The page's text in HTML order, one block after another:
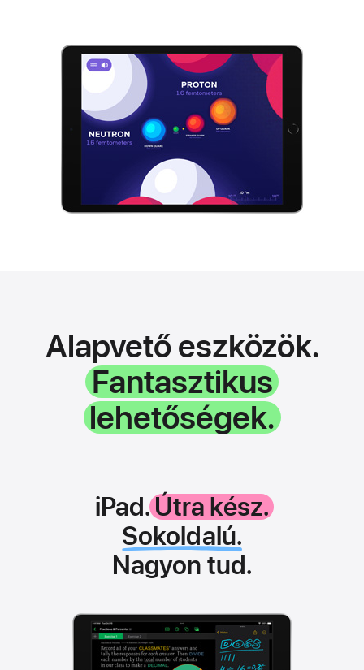
Alapvető eszközök.
Fantasztikus
lehetőségek.
iPad.Útra kész.
Sokoldalú.
Nagyon tud.